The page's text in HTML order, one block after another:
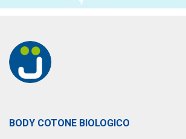
BODY COTONE BIOLOGICO